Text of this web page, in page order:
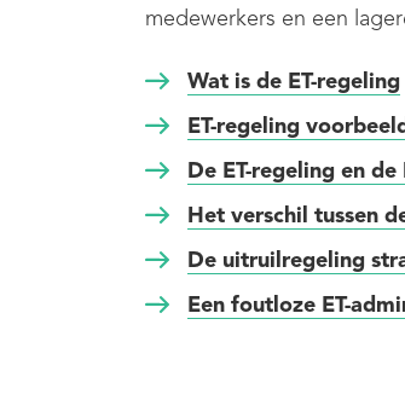
medewerkers en een
Wat is de ET-regeling
ET-regeling
De ET-regeling en
Het verschil tussen
De uitruilregeling
Een foutloze ET-